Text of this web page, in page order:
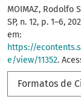
MOIMAZ, Rodolfo
SP, n. 12, p. 1–6,
em:
https://
e/view/11352.
Formatos de